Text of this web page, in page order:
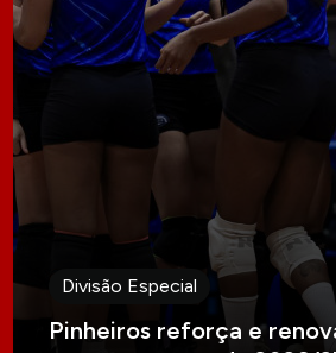
Divisão Especial
Pinheiros reforça e